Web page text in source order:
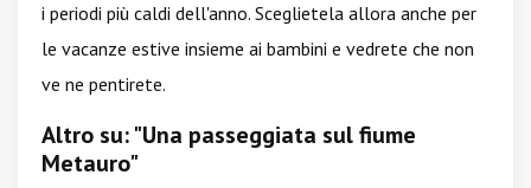
i periodi più caldi dell'anno. Sceglietela allora anche per
le vacanze estive insieme ai bambini e vedrete che non
ve ne pentirete.
Altro su: "Una passeggiata sul fiume
Metauro"